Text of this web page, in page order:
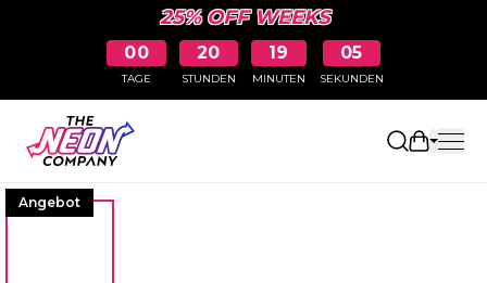
25% OFF WEEKS
00
TAGE
20
STUNDEN
19
MINUTEN
04
SEKUNDEN
Angebot